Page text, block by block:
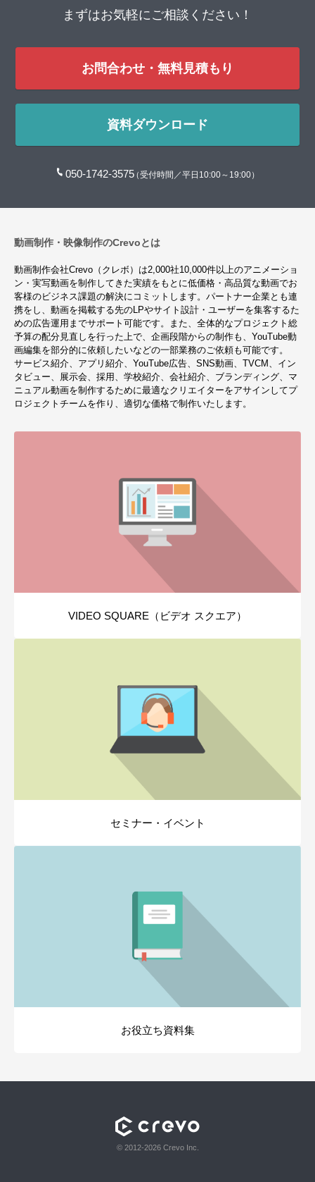
まずはお気軽にご相談ください！
お問合わせ・無料見積もり
資料ダウンロード
050-1742-3575（受付時間／平日10:00～19:00）
動画制作・映像制作のCrevoとは
動画制作会社Crevo（クレボ）は2,000社10,000件以上のアニメーショ
ン・実写動画を制作してきた実績をもとに低価格・高品質な動画でお
客様のビジネス課題の解決にコミットします。パートナー企業とも連
携をし、動画を掲載する先のLPやサイト設計・ユーザーを集客するた
めの広告運用までサポート可能です。また、全体的なプロジェクト総
予算の配分見直しを行った上で、企画段階からの制作も、YouTube動
画編集を部分的に依頼したいなどの一部業務のご依頼も可能です。
サービス紹介、アプリ紹介、YouTube広告、SNS動画、TVCM、イン
タビュー、展示会、採用、学校紹介、会社紹介、ブランディング、マ
ニュアル動画を制作するために最適なクリエイターをアサインしてプ
ロジェクトチームを作り、適切な価格で制作いたします。
VIDEO SQUARE（ビデオ スクエア）
セミナー・イベント
お役立ち資料集
© 2012-2026 Crevo Inc.